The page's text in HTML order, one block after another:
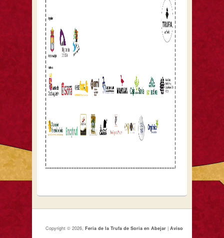
Copyright © 2026,Feria de la Trufa de Soria en Abejar |Aviso